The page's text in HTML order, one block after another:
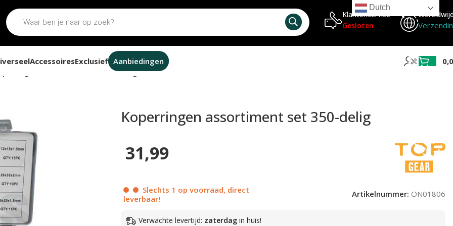
Klantenservice
Gesloten
AccessoiresExclusief Aanbiedingen
assortiment set 350-delig
Koperringen assortiment set 350-delig
31,99
Slechts 1 op voorraad, direct
leverbaar!
Artikelnummer: ON01806
Verwachte levertijd: zaterdagin huis!
Dutch